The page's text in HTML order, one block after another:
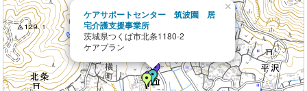
ケアサポートセンター 筑波園 居
宅介護支援事業所
茨城県つくば市北条1180-2
ケアプラン
×